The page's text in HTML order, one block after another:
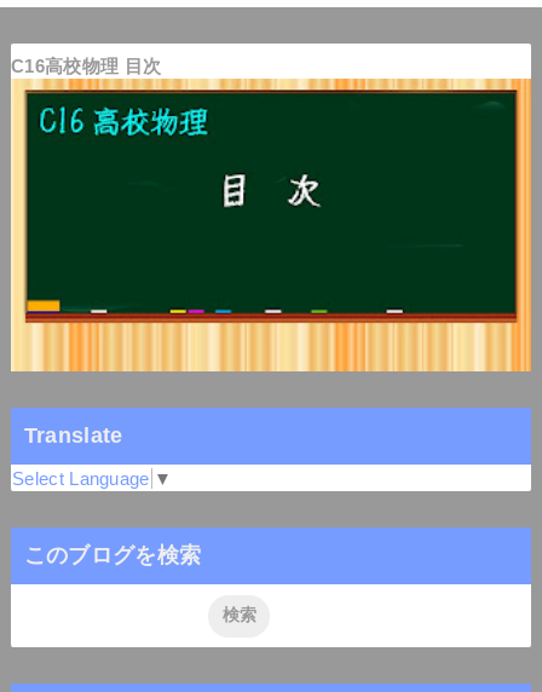
C16高校物理 目次
Translate
Select Language ▼
このブログを検索